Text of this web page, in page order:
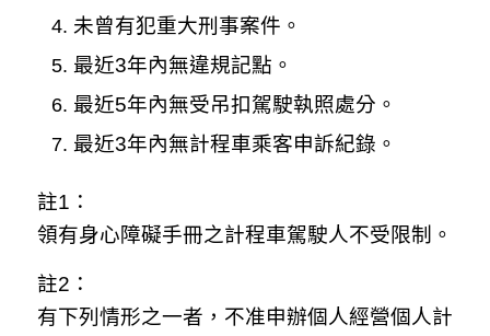
未曾有犯重大刑事案件。
最近3年內無違規記點。
最近5年內無受吊扣駕駛執照處分。
最近3年內無計程車乘客申訴紀錄。
註1：
領有身心障礙手冊之計程車駕駛人不受限制。
註2：
有下列情形之一者，不准申辦個人經營個人計